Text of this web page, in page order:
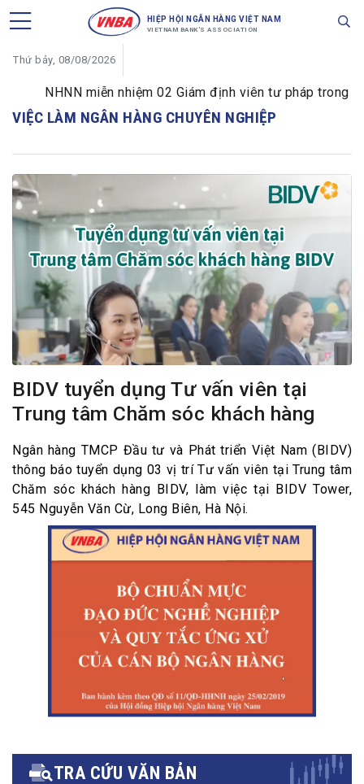
HIỆP HỘI NGÂN HÀNG VIỆT NAM
VIETNAM BANK'S ASSOCIATION
Thứ bảy, 08/08/2026
NHNN miễn nhiệm 02 Giám định viên tư pháp trong
VIỆC LÀM NGÂN HÀNG CHUYÊN NGHIỆP
BIDV tuyển dụng Tư vấn viên tại
Trung tâm Chăm sóc khách hàng
Ngân hàng TMCP Đầu tư và Phát triển Việt Nam (BIDV)
thông báo tuyển dụng 03 vị trí Tư vấn viên tại Trung tâm
Chăm sóc khách hàng BIDV, làm việc tại BIDV Tower,
545 Nguyễn Văn Cừ, Long Biên, Hà Nội.
TRA CỨU VĂN BẢN